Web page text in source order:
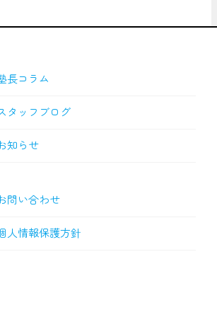
長コラム
タッフブログ
知らせ
問い合わせ
人情報保護方針